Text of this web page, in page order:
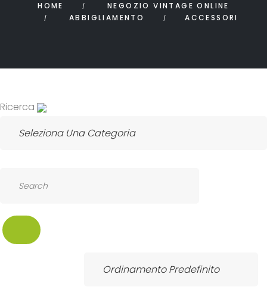
HOME
NEGOZIO VINTAGE ONLINE
ABBIGLIAMENTO
ACCESSORI
Ricerca
SEARCH